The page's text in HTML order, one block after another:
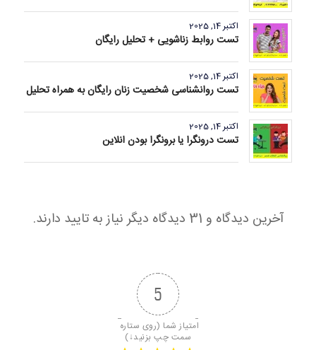
اکتبر 14, 2025
تست روابط زناشویی + تحلیل رایگان
اکتبر 14, 2025
تست روانشناسی شخصیت زنان رایگان به همراه تحلیل
اکتبر 14, 2025
تست درونگرا یا برونگرا بودن انلاین
آخرین دیدگاه و 31 دیدگاه دیگر نیاز به تایید دارند.
5
امتیاز شما (روی ستاره
سمت چپ بزنید↓)